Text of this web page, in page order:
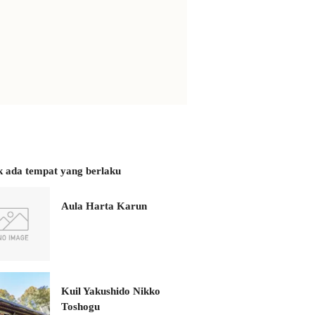
ada tempat yang berlaku
Aula Harta Karun
Kuil Yakushido Nikko
Toshogu